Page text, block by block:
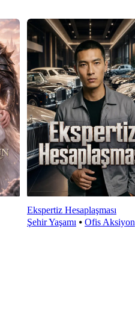
Ekspertiz Hesaplaşması
Şehir Yaşamı ⦁ Ofis Aksiyon